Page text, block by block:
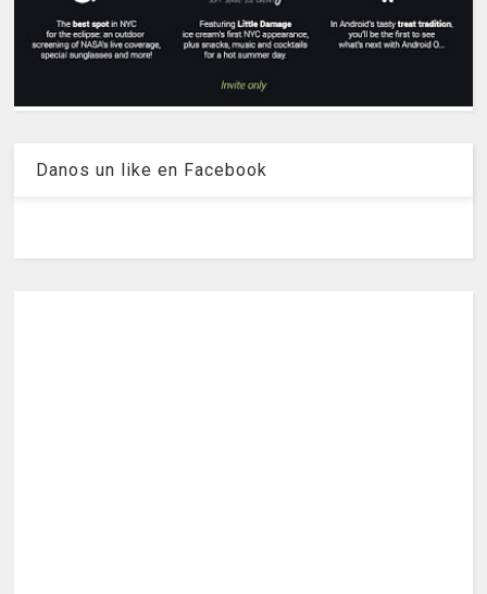
Danos un like en Facebook